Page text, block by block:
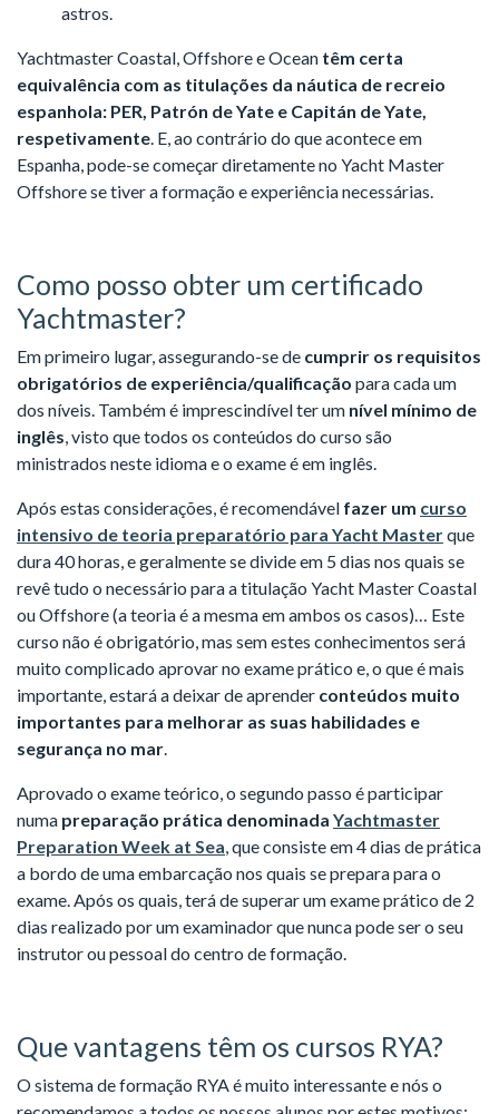
astros.
Yachtmaster Coastal, Offshore e Ocean têm certa
equivalência com as titulações da náutica de recreio
espanhola: PER, Patrón de Yate e Capitán de Yate,
respetivamente . E, ao contrário do que acontece em
Espanha, pode-se começar diretamente no Yacht Master
Offshore se tiver a formação e experiência necessárias.
Como posso obter um certificado
Yachtmaster?
Em primeiro lugar, assegurando-se de cumprir os requisitos
obrigatórios de experiência/qualificação para cada um
dos níveis. Também é imprescindível ter um nível mínimo de
inglês , visto que todos os conteúdos do curso são
ministrados neste idioma e o exame é em inglês.
Após estas considerações, é recomendável fazer um curso
intensivo de teoria preparatório para Yacht Masterque
dura 40 horas, e geralmente se divide em 5 dias nos quais se
revê tudo o necessário para a titulação Yacht Master Coastal
ou Offshore (a teoria é a mesma em ambos os casos)… Este
curso não é obrigatório, mas sem estes conhecimentos será
muito complicado aprovar no exame prático e, o que é mais
importante, estará a deixar de aprender conteúdos muito
importantes para melhorar as suas habilidades e
segurança no mar
Aprovado o exame teórico, o segundo passo éparticipar
numa preparação prática denominada Yachtmaster
Preparation Week at Sea , que consiste em 4 dias de prática
a bordo de uma embarcação nos quais se prepara para o
exame. Após os quais, terá de superar um exame prático de 2
dias realizado por um examinador que nunca pode ser o seu
instrutor ou pessoal do centro de formação.
Que vantagens têm os cursos RYA?
O sistema de formação RYA é muito interessante e nós o